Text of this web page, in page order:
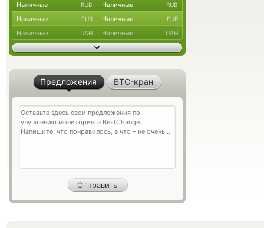
Наличные RUB Наличные RUB
Наличные EUR Наличные EUR
Наличные UAH Наличные UAH
Предложения BTC-кран